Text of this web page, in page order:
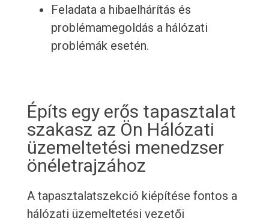
Feladata a hibaelhárítás és
problémamegoldás a hálózati
problémák esetén.
Építs egy erős tapasztalat
szakasz az Ön Hálózati
üzemeltetési menedzser
önéletrajzához
A tapasztalatszekció kiépítése fontos a
hálózati üzemeltetési vezetői